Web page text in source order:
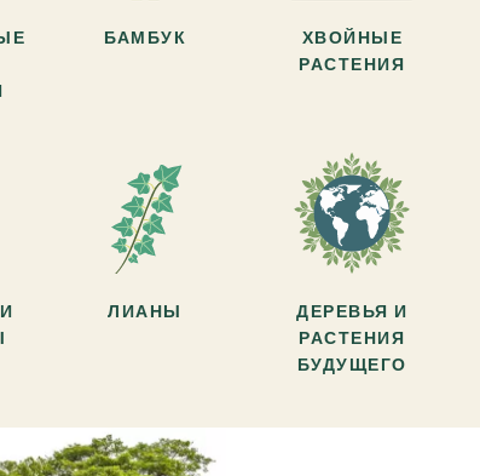
БАМБУК
ХВОЙНЫЕ
РАСТЕНИЯ
ЛИАНЫ
ДЕРЕВЬЯ И
РАСТЕНИЯ
БУДУЩЕГО